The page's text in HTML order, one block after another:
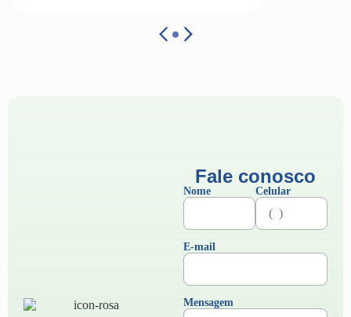
Fale conosco
Nome Celular
E-mail
Mensagem